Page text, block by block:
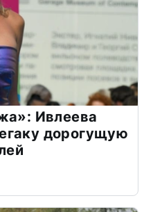
Ивлеева
дорогущую